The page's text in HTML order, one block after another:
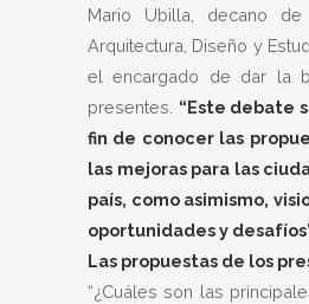
Mario Ubilla, decano
Arquitectura, Diseño y
el encargado de dar la
presentes. “Este debate
fin de conocer las
las mejoras para las
país, como asimismo,
oportunidades y
Las propuestas de los
“¿Cuáles son las